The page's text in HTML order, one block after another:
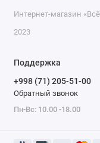
Интернет-магазин
2023
Поддержка
+998 (71) 205-51-00
Обратный звонок
Пн-Вс: 10.00 -18.00